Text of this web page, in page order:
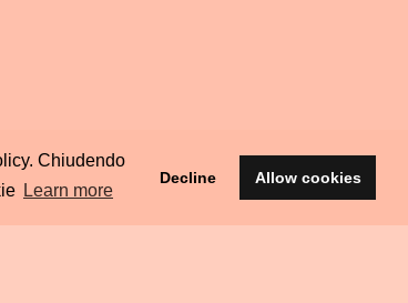
Chiudendo
Learn more
Decline Allow cookies